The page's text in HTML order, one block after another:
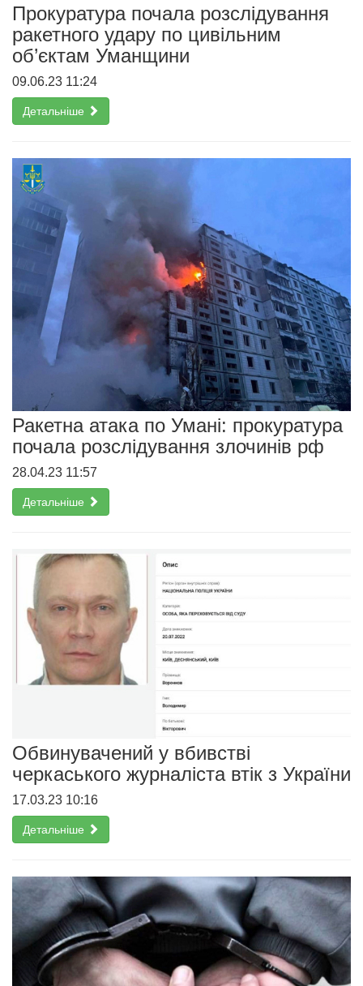
Прокуратура почала розслідування
ракетного удару по цивільним
об’єктам Уманщини
09.06.23 11:24
Детальніше
Ракетна атака по Умані: прокуратура
почала розслідування злочинів рф
28.04.23 11:57
Детальніше
Обвинувачений у вбивстві
черкаського журналіста втік з України
17.03.23 10:16
Детальніше